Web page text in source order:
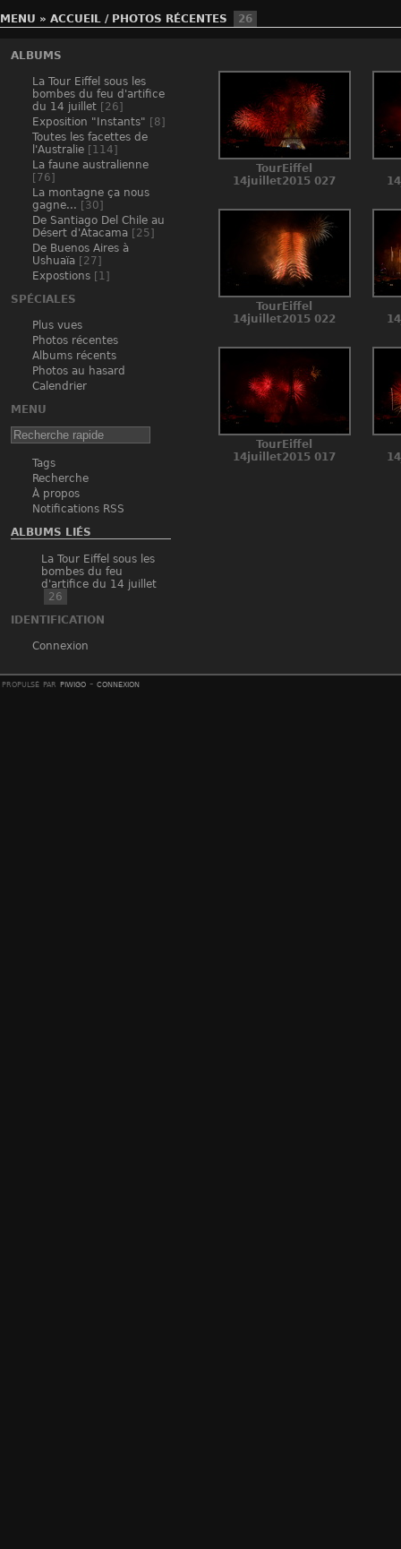
MENU » ACCUEIL / PHOTOS RÉCENTES 26
ALBUMS
La Tour Eiffel sous les
bombes du feu d'artifice
du 14 juillet [26]
Exposition "Instants" [8]
Toutes les facettes de
l'Australie [114]
La faune australienne
[76]
La montagne ça nous
gagne... [30]
De Santiago Del Chile au
Désert d'Atacama [25]
De Buenos Aires à
Ushuaïa [27]
Expostions [1]
SPÉCIALES
Plus vues
Photos récentes
Albums récents
Photos au hasard
Calendrier
MENU
Tags
Recherche
À propos
Notifications RSS
ALBUMS LIÉS
La Tour Eiffel sous les
bombes du feu
d'artifice du 14 juillet
26
IDENTIFICATION
Connexion
TourEiffel
14juillet2015 027
TourEiffel
14juillet2015 022
TourEiffel
14juillet2015 017
propulsé par piwigo - connexion